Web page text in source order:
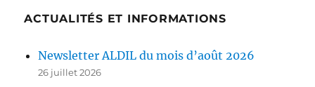
ACTUALITÉS ET INFORMATIONS
Newsletter ALDIL du mois d’août 2026
26 juillet 2026